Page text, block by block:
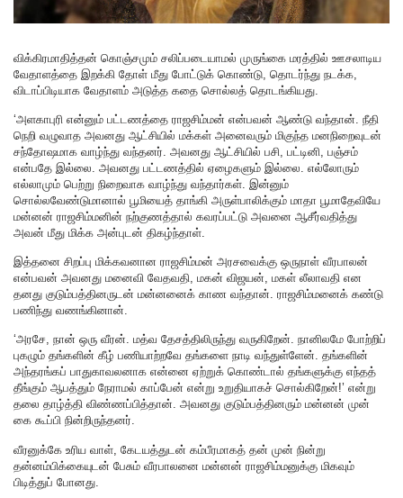
விக்கிரமாதித்தன் கொஞ்சமும் சலிப்படையாமல் முருங்கை மரத்தில் ஊசலாடிய
வேதாளத்தை இறக்கி தோள் மீது போட்டுக் கொண்டு, தொடர்ந்து நடக்க,
விடாப்பிடியாக வேதாளம் அடுத்த கதை சொல்லத் தொடங்கியது.
‘அளகாபுரி என்னும் பட்டணத்தை ராஜசிம்மன் என்பவன் ஆண்டு வந்தான். நீதி
நெறி வழுவாத அவனது ஆட்சியில் மக்கள் அனைவரும் மிகுந்த மனநிறைவுடன்
சந்தோஷமாக வாழ்ந்து வந்தனர். அவனது ஆட்சியில் பசி, பட்டினி, பஞ்சம்
என்பதே இல்லை. அவனது பட்டணத்தில் ஏழைகளும் இல்லை. எல்லோரும்
எல்லாமும் பெற்று நிறைவாக வாழ்ந்து வந்தார்கள். இன்னும்
சொல்லவேண்டுமானால் பூமியைத் தாங்கி அருள்பாலிக்கும் மாதா பூமாதேவியே
மன்னன் ராஜசிம்மனின் நற்குணத்தால் கவரப்பட்டு அவனை ஆசீர்வதித்து
அவன் மீது மிக்க அன்புடன் திகழ்ந்தாள்.
இத்தனை சிறப்பு மிக்கவனான ராஜசிம்மன் அரசவைக்கு ஒருநாள் வீரபாலன்
என்பவன் அவனது மனைவி வேதவதி, மகன் விஜயன், மகள் லீலாவதி என
தனது குடும்பத்தினருடன் மன்னனைக் காண வந்தான். ராஜசிம்மனைக் கண்டு
பணிந்து வணங்கினான்.
‘அரசே, நான் ஒரு வீரன். மத்வ தேசத்திலிருந்து வருகிறேன். நானிலமே போற்றிப்
புகழும் தங்களின் கீழ் பணியாற்றவே தங்களை நாடி வந்துள்ளேன். தங்களின்
அந்தரங்கப் பாதுகாவலனாக என்னை ஏற்றுக் கொண்டால் தங்களுக்கு எந்தத்
தீங்கும் ஆபத்தும் நேராமல் காப்பேன் என்று உறுதியாகச் சொல்கிறேன்!’ என்று
தலை தாழ்த்தி விண்ணப்பித்தான். அவனது குடும்பத்தினரும் மன்னன் முன்
கை கூப்பி நின்றிருந்தனர்.
வீரனுக்கே உரிய வாள், கேடயத்துடன் கம்பீரமாகத் தன் முன் நின்று
தன்னம்பிக்கையுடன் பேசும் வீரபாலனை மன்னன் ராஜசிம்மனுக்கு மிகவும்
பிடித்துப் போனது.